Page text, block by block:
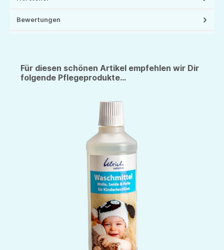
Bewertungen
Für diesen schönen Artikel empfehlen wir Dir
folgende Pflegeprodukte...